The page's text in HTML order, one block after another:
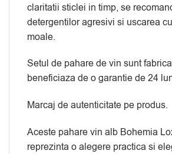
claritatii sticlei in timp, se
detergentilor agresivi si uscarea
moale.
Setul de pahare de vin sunt
beneficiaza de o garantie de 24
Marcaj de autenticitate pe produs.
Aceste pahare vin alb Bohemia
reprezinta o alegere practica si